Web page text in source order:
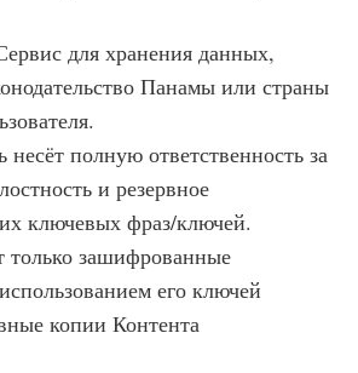
для хранения данных,
Панамы или страны
несёт полную ответственность за
и резервное
ключевых фраз/ключей.
только зашифрованные
его ключей
копии Контента